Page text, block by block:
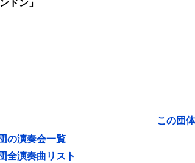
ドン」
この団
の演奏会一覧
全演奏曲リスト